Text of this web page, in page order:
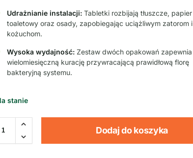
Udrażnianie instalacji:Tabletki rozbijają tłuszcze, papier
toaletowy oraz osady, zapobiegając uciążliwym zatorom i
kożuchom.
Wysoka wydajność:Zestaw dwóch opakowań zapewnia
wielomiesięczną kurację przywracającą prawidłową florę
bakteryjną systemu.
stanie
Dodaj do koszyka